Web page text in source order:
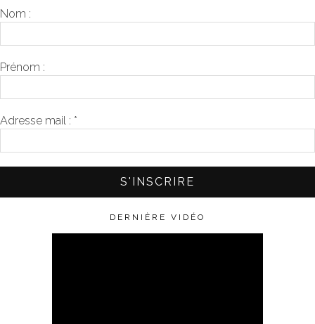
Nom :
Prénom :
Adresse mail : *
DERNIÈRE VIDÉO